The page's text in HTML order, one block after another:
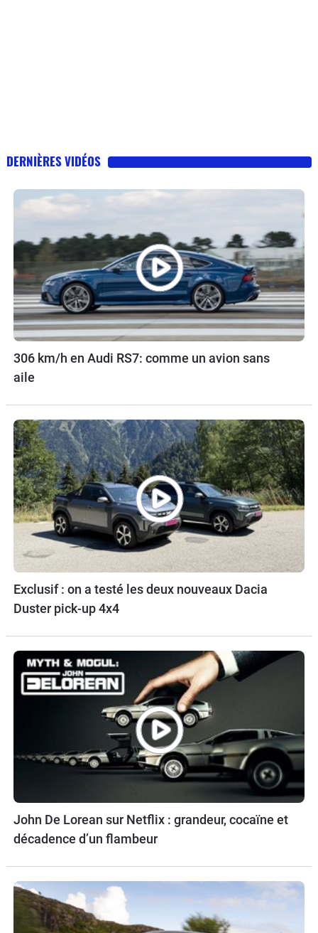
DERNIÈRES VIDÉOS
306 km/h en Audi RS7: comme un avion sans
aile
Exclusif : on a testé les deux nouveaux Dacia
Duster pick-up 4x4
John De Lorean sur Netflix : grandeur, cocaïne et
décadence d’un flambeur